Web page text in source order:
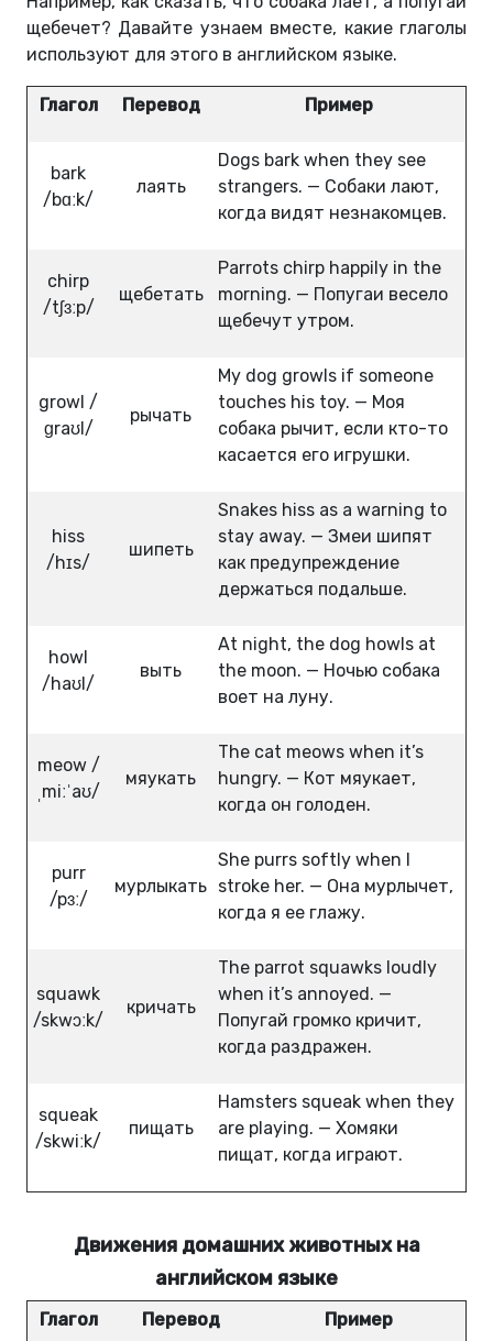
щебечет? Давайте узнаем вместе, какие глаголы
используют для этого в английском языке.
Глагол Перевод Пример
bark
/bɑːk/
лаять
Dogs bark when they see
strangers. — Собаки лают,
когда видят незнакомцев.
chirp
/tʃɜːp/
щебетать
Parrots chirp happily in the
morning. — Попугаи весело
щебечут утром.
growl /
ɡraʊl/
рычать
My dog growls if someone
touches his toy. — Моя
собака рычит, если кто-то
касается его игрушки.
hiss
/hɪs/
шипеть
Snakes hiss as a warning to
stay away. — Змеи шипят
как предупреждение
держаться подальше.
howl
/haʊl/
выть
At night, the dog howls at
the moon. — Ночью собака
воет на луну.
meow /
ˌmiːˈaʊ/
мяукать
The cat meows when it’s
hungry. — Кот мяукает,
когда он голоден.
purr
/pɜː/
мурлыкать
She purrs softly when I
stroke her. — Она мурлычет,
когда я ее глажу.
squawk
/skwɔːk/
кричать
The parrot squawks loudly
when it’s annoyed. —
Попугай громко кричит,
когда раздражен.
squeak
/skwiːk/
пищать
Hamsters squeak when they
are playing. — Хомяки
пищат, когда играют.
Движения домашних животных на
английском языке
Глагол Перевод Пример